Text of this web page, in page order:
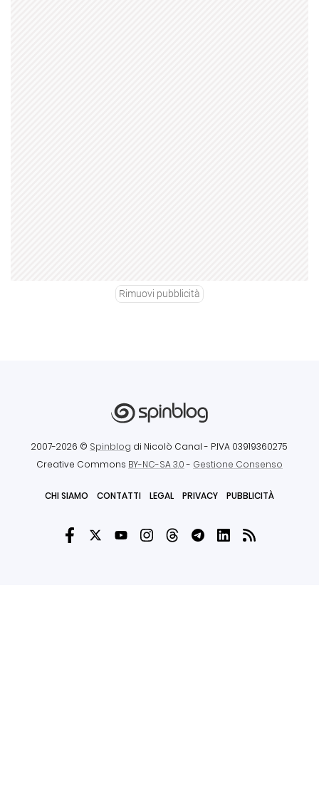
Rimuovi pubblicità
2007-2026 © Spinblog di Nicolò Canal - P.IVA 03919360275
Creative Commons BY-NC-SA 3.0- Gestione Consenso
CHI SIAMO CONTATTI LEGAL PRIVACY PUBBLICITÀ